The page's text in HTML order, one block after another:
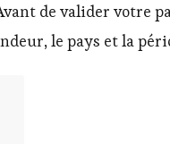
de valider votre
le pays et la